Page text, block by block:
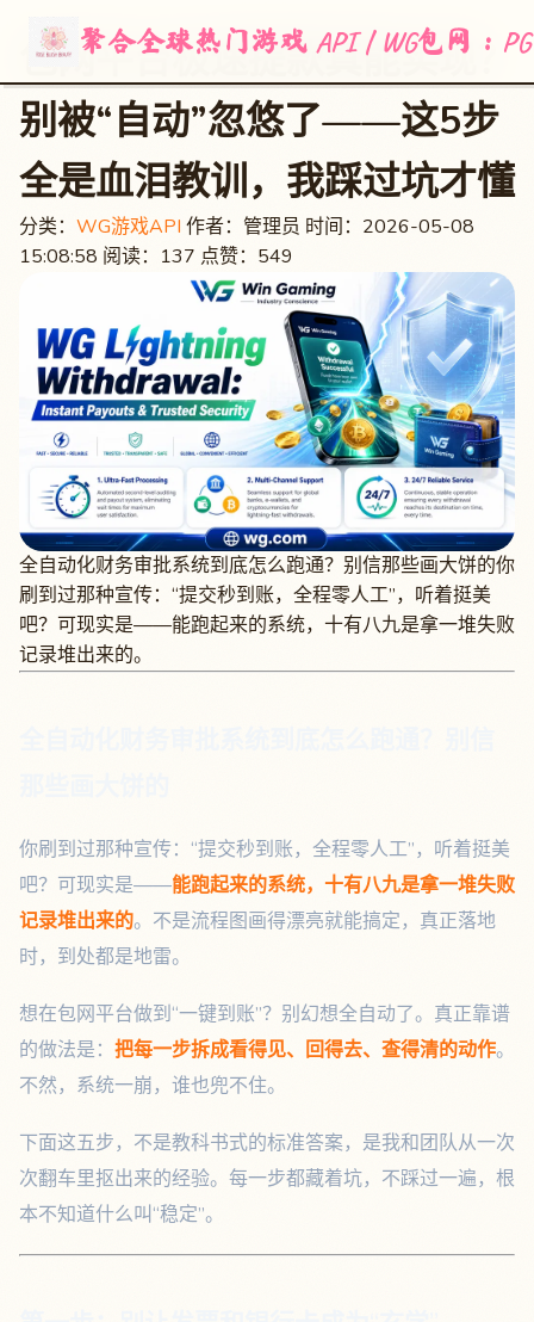
聚合全球热门游戏 API | WG包网：
包网平台极速提款真能实现？
别被“自动”忽悠了——这5步
全是血泪教训，我踩过坑才懂
分类： WG游戏API 作者：管理员 时间：2026-05-08
15:08:58 阅读：137 点赞：549
全自动化财务审批系统到底怎么跑通？别信那些画大饼的你
刷到过那种宣传：“提交秒到账，全程零人工”，听着挺美
吧？可现实是——能跑起来的系统，十有八九是拿一堆失败
记录堆出来的。
你刷到过那种宣传：“提交秒到账，全程零人工”，听着挺美
吧？可现实是——能跑起来的系统，十有八九是拿一堆失败
记录堆出来的。不是流程图画得漂亮就能搞定，真正落地
时，到处都是地雷。
想在包网平台做到“一键到账”？别幻想全自动了。真正靠谱
的做法是： 把每一步拆成看得见、回得去、查得清的动作。
不然，系统一崩，谁也兜不住。
下面这五步，不是教科书式的标准答案，是我和团队从一次
次翻车里抠出来的经验。每一步都藏着坑，不踩过一遍，根
本不知道什么叫“稳定”。